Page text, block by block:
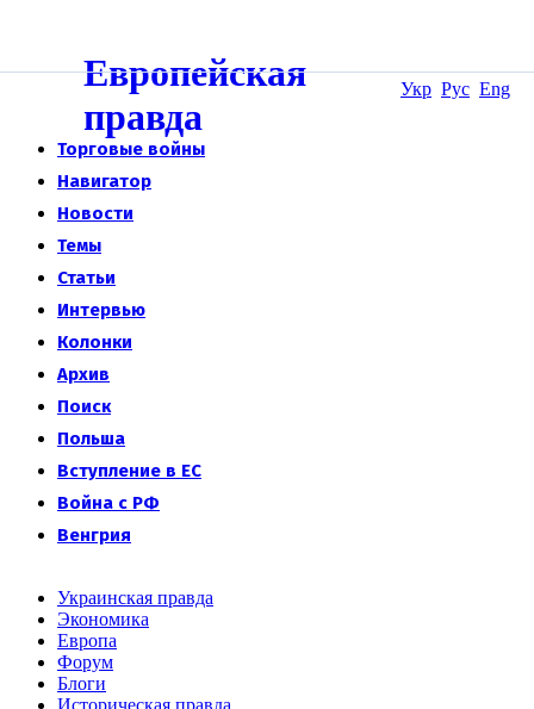
Укр Рус Eng
Европейская
правда
Торговые войны
Навигатор
Новости
Темы
Статьи
Интервью
Колонки
Архив
Поиск
Польша
Вступление в ЕС
Война с РФ
Венгрия
Украинская правда
Экономика
Европа
Форум
Блоги
Историческая правда